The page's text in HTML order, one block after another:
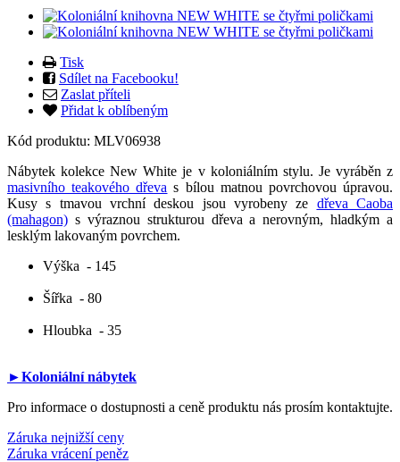
Tisk
Sdílet na Facebooku!
Zaslat příteli
Přidat k oblíbeným
Kód produktu: MLV06938
Nábytek kolekce New White je v koloniálním stylu. Je vyráběn z
masivního teakového dřeva s bílou matnou povrchovou úpravou.
Kusy s tmavou vrchní deskou jsou vyrobeny ze dřeva Caoba
(mahagon) s výraznou strukturou dřeva a nerovným, hladkým a
lesklým lakovaným povrchem.
Výška - 145
Šířka - 80
Hloubka - 35
►Koloniální nábytek
Pro informace o dostupnosti a ceně produktu nás prosím kontaktujte.
Záruka nejnižší ceny
Záruka vrácení peněz